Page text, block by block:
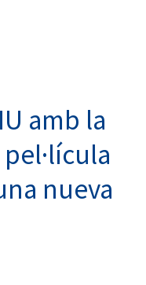
amb la
nueva